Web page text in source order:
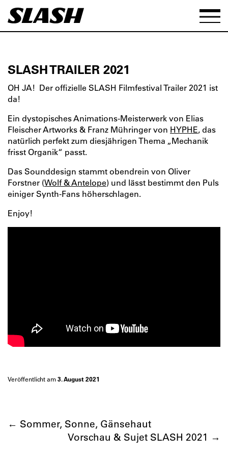
SLASH TRAILER 2021
OH JA! Der offizielle SLASH Filmfestival Trailer 2021 ist
da!
Ein dystopisches Animations-Meisterwerk von Elias
Fleischer Artworks & Franz Mühringer von HYPHE, das
natürlich perfekt zum diesjährigen Thema „Mechanik
frisst Organik“ passt.
Das Sounddesign stammt obendrein von Oliver
Forstner (Wolf & Antelope) und lässt bestimmt den Puls
einiger Synth-Fans höherschlagen.
Enjoy!
Veröffentlicht am3. August 2021
← Sommer, Sonne, Gänsehaut
Vorschau & Sujet SLASH 2021 →